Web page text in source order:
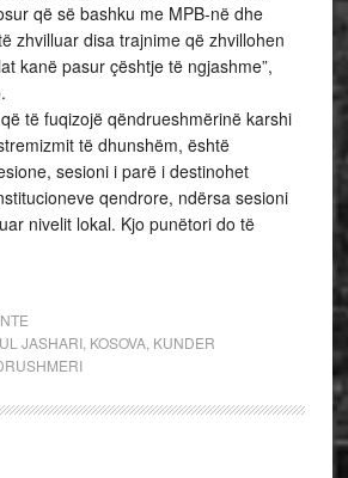
që së bashku me MPB-në dhe
zhvilluar disa trajnime që zhvillohen
kanë pasur çështje të ngjashme”,
të fuqizojë qëndrueshmërinë karshi
të dhunshëm, është
sesioni i parë i destinohet
qendrore, ndërsa sesioni
nivelit lokal. Kjo punëtori do të
JASHARI, KOSOVA, KUNDER